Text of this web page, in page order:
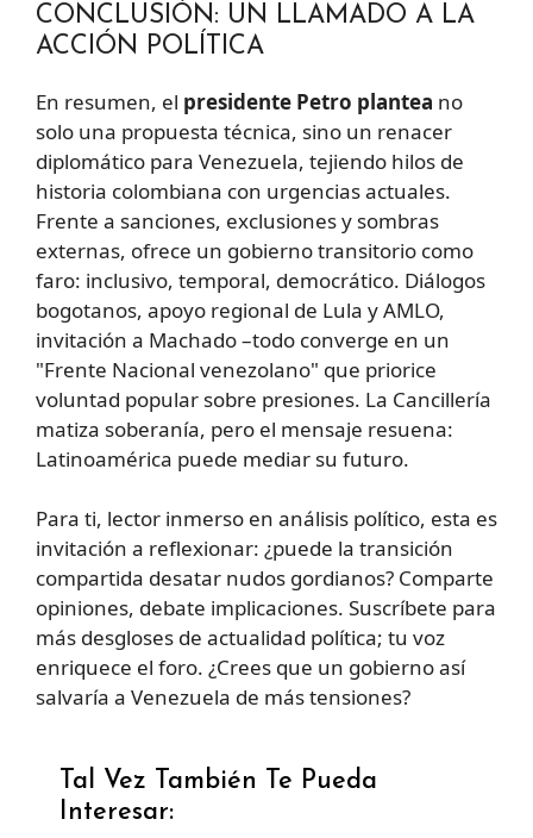
CONCLUSIÓN: UN LLAMADO A LA
ACCIÓN POLÍTICA
En resumen, el presidente Petro plantea no
solo una propuesta técnica, sino un renacer
diplomático para Venezuela, tejiendo hilos de
historia colombiana con urgencias actuales.
Frente a sanciones, exclusiones y sombras
externas, ofrece un gobierno transitorio como
faro: inclusivo, temporal, democrático. Diálogos
bogotanos, apoyo regional de Lula y AMLO,
invitación a Machado –todo converge en un
"Frente Nacional venezolano" que priorice
voluntad popular sobre presiones. La Cancillería
matiza soberanía, pero el mensaje resuena:
Latinoamérica puede mediar su futuro.
Para ti, lector inmerso en análisis político, esta es
invitación a reflexionar: ¿puede la transición
compartida desatar nudos gordianos? Comparte
opiniones, debate implicaciones. Suscríbete para
más desgloses de actualidad política; tu voz
enriquece el foro. ¿Crees que un gobierno así
salvaría a Venezuela de más tensiones?
Tal Vez También Te Pueda
Interesar: